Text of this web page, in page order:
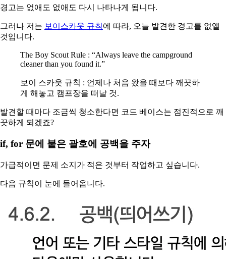
경고는 없애도 없애도 다시 나타나게 됩니다.
그러나 저는 보이스카웃 규칙에 따라, 오늘 발견한 경고를 없앨
것입니다.
The Boy Scout Rule : “Always leave the campground
cleaner than you found it.”
보이 스카웃 규칙 : 언제나 처음 왔을 때보다 깨끗하
게 해놓고 캠프장을 떠날 것.
발견할 때마다 조금씩 청소한다면 코드 베이스는 점진적으로 깨
끗하게 되겠죠?
if, for 문에 붙은 괄호에 공백을 주자
가급적이면 문제 소지가 적은 것부터 작업하고 싶습니다.
다음 규칙이 눈에 들어옵니다.